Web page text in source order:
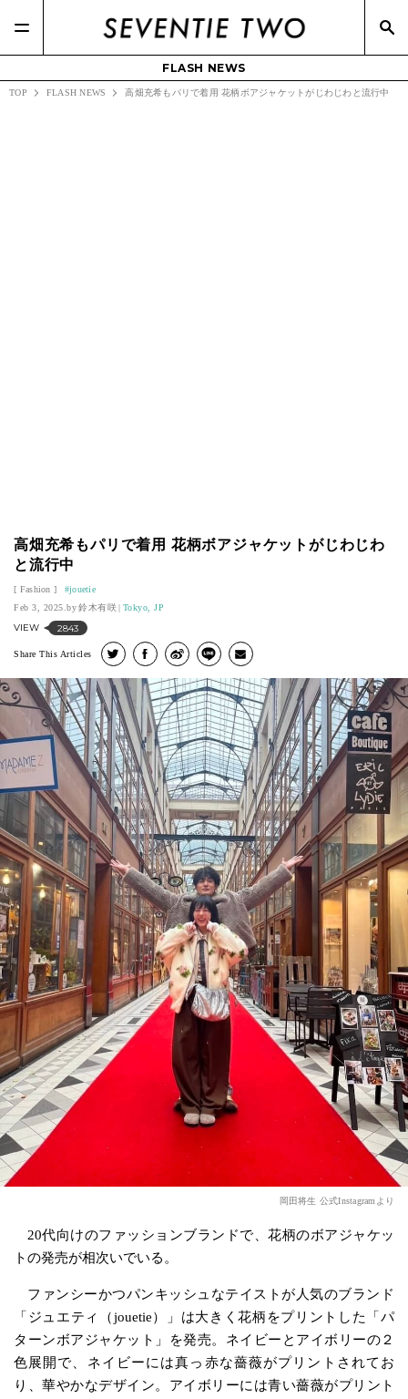
FLASH NEWS
TOP FLASH NEWS 高畑充希もパリで着用 花柄ボアジャケットがじわじわと流行中
高畑充希もパリで着用 花柄ボアジャケットがじわじわ
と流行中
Fashion
jouetie
Feb 3, 2025.
鈴木有咲 Tokyo, JP
VIEW 2843
Share This Articles
岡田将生 公式Instagramより
20代向けのファッションブランドで、花柄のボアジャケッ
トの発売が相次いでいる。
ファンシーかつパンキッシュなテイストが人気のブランド
「ジュエティ（jouetie）」は大きく花柄をプリントした「パ
ターンボアジャケット」を発売。ネイビーとアイボリーの２
色展開で、ネイビーには真っ赤な薔薇がプリントされてお
り、華やかなデザイン。アイボリーには青い薔薇がプリント